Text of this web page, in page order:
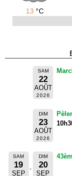
13 °C
SAM
22
AOÛT
2026
DIM
23
AOÛT
2026
SAM
19
SEP
DIM
20
SEP